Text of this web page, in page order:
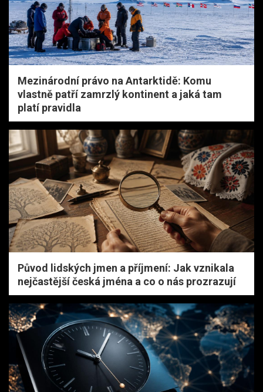
Mezinárodní právo na Antarktidě: Komu
vlastně patří zamrzlý kontinent a jaká tam
platí pravidla
Původ lidských jmen a příjmení: Jak vznikala
nejčastější česká jména a co o nás prozrazují